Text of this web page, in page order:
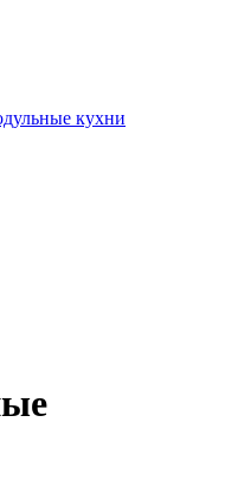
кухни